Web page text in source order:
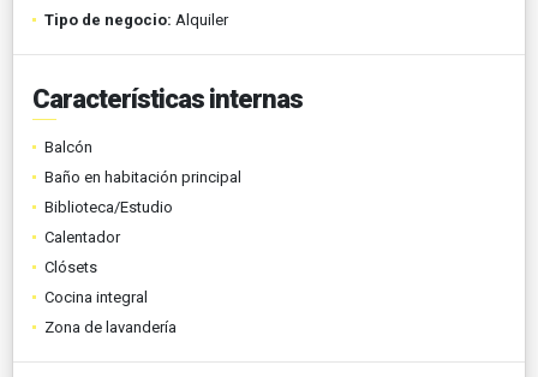
Tipo de negocio: Alquiler
Características internas
Balcón
Baño en habitación principal
Biblioteca/Estudio
Calentador
Clósets
Cocina integral
Zona de lavandería